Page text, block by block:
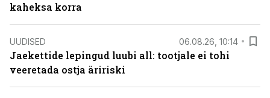
kaheksa korra
UUDISED 06.08.26, 10:14
Jaekettide lepingud luubi all: tootjale ei tohi
veeretada ostja äririski